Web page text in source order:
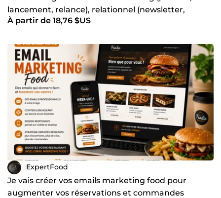
lancement, relance), relationnel (newsletter,
storytelling)
À partir de 18,76 $US
ExpertFood
Je vais créer vos emails marketing food pour
augmenter vos réservations et commandes